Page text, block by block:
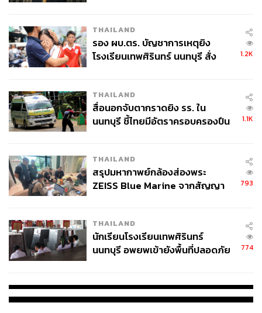
THAILAND
รอง ผบ.ตร. บัญชาการเหตุยิง
โรงเรียนเทพศิรินทร์ นนทบุรี สั่ง
1.2K
THAILAND
สื่อนอกจับตากราดยิง รร. ใน
นนทบุรี ชี้ไทยมีอัตราครอบครองปืน
1.1K
THAILAND
สรุปมหากาพย์กล้องส่องพระ
ZEISS Blue Marine จากสัญญา
จ่ายหนี้-แอบระบุแบรนด์
793
THAILAND
นักเรียนโรงเรียนเทพศิรินทร์
นนทบุรี อพยพเข้ายังพื้นที่ปลอดภัย
774